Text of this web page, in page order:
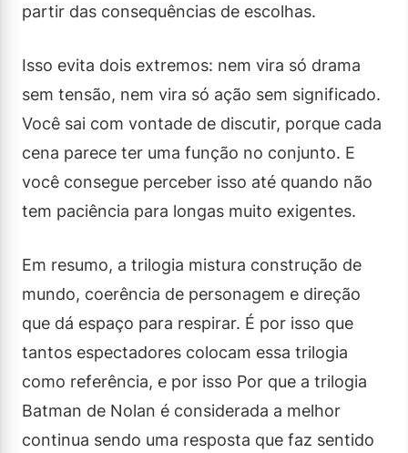
partir das consequências de escolhas.
Isso evita dois extremos: nem vira só drama
sem tensão, nem vira só ação sem significado.
Você sai com vontade de discutir, porque cada
cena parece ter uma função no conjunto. E
você consegue perceber isso até quando não
tem paciência para longas muito exigentes.
Em resumo, a trilogia mistura construção de
mundo, coerência de personagem e direção
que dá espaço para respirar. É por isso que
tantos espectadores colocam essa trilogia
como referência, e por isso Por que a trilogia
Batman de Nolan é considerada a melhor
continua sendo uma resposta que faz sentido